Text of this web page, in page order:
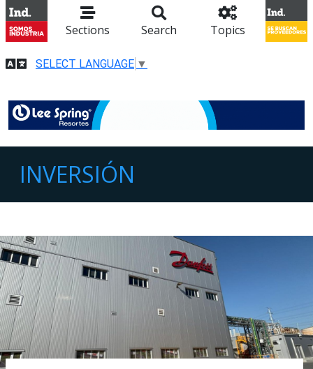
Sections Search Topics
SELECT LANGUAGE ▼
INVERSIÓN